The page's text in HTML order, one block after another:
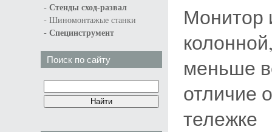
- Стенды сход-развал
- Шиномонтажые станки
- Специнструмент
Поиск по сайту
Монитор
меньше
отличие
тележке